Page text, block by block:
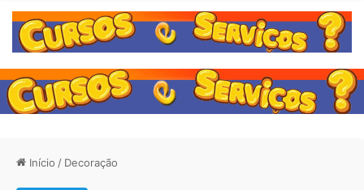
Início / Decoração